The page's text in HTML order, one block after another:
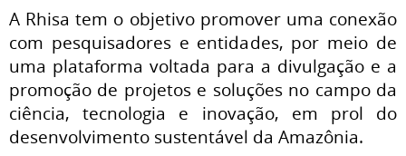
A Rhisa tem o objetivo promover uma conexão
com pesquisadores e entidades, por meio de
uma plataforma voltada para a divulgação e a
promoção de projetos e soluções no campo da
ciência, tecnologia e inovação, em prol do
desenvolvimento sustentável da Amazônia.